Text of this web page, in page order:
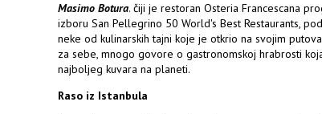
Masimo Botura. čiji je restoran Osteria Francescana
izboru San Pellegrino 50 World's Best Restaurants,
neke od kulinarskih tajni koje je otkrio na svojim
za sebe, mnogo govore o gastronomskoj hrabrosti
najboljeg kuvara na planeti.
Raso iz Istanbula